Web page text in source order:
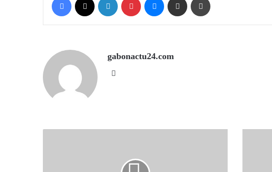
gabonactu24.com